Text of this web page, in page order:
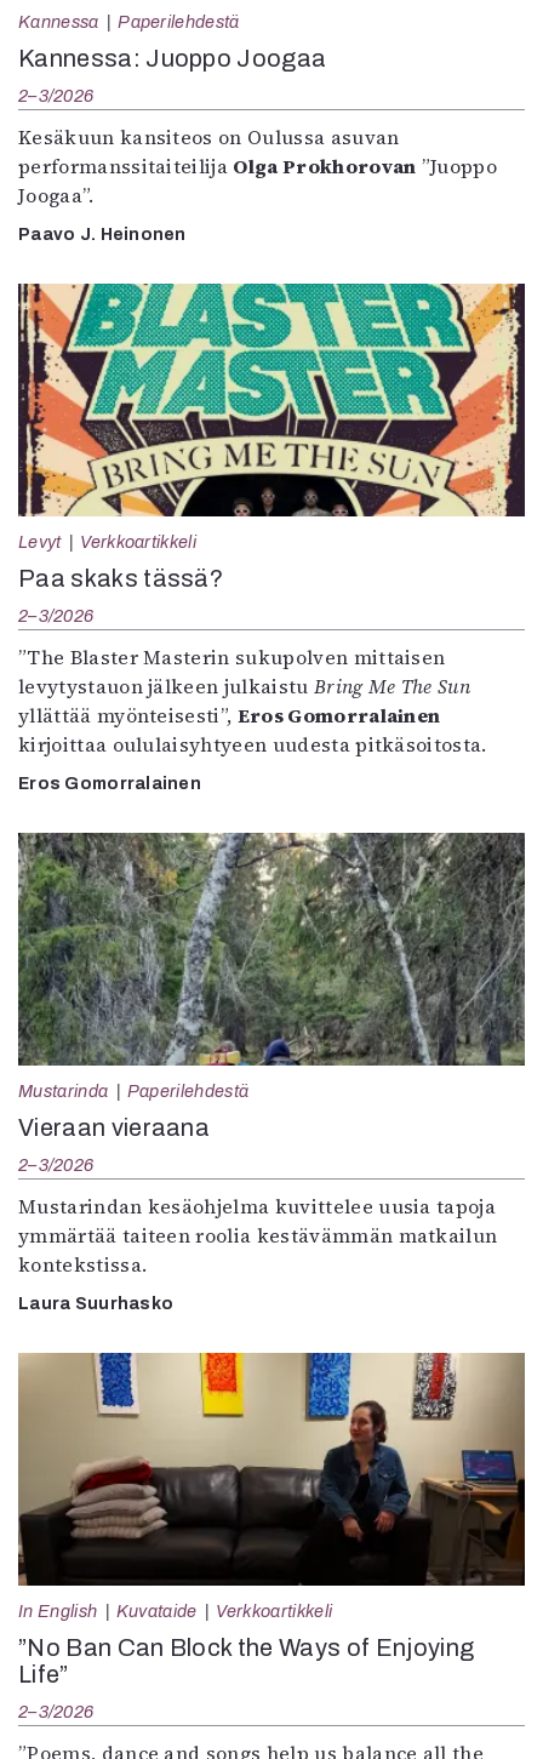
Kannessa Paperilehdestä
Kannessa: Juoppo Joogaa
2–3/2026
Kesäkuun kansiteos on Oulussa asuvan
performanssitaiteilija Olga Prokhorovan ”Juoppo
Joogaa”.
Paavo J. Heinonen
Levyt Verkkoartikkeli
Paa skaks tässä?
2–3/2026
”The Blaster Masterin sukupolven mittaisen
levytystauon jälkeen julkaistu Bring Me The Sun
yllättää myönteisesti”, Eros Gomorralainen
kirjoittaa oululaisyhtyeen uudesta pitkäsoitosta.
Eros Gomorralainen
Mustarinda Paperilehdestä
Vieraan vieraana
2–3/2026
Mustarindan kesäohjelma kuvittelee uusia tapoja
ymmärtää taiteen roolia kestävämmän matkailun
kontekstissa.
Laura Suurhasko
In English Kuvataide Verkkoartikkeli
”No Ban Can Block the Ways of Enjoying
Life”
2–3/2026
”Poems, dance and songs help us balance all the